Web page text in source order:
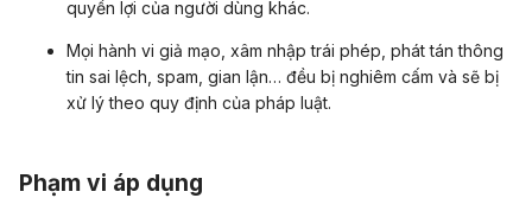
quyền lợi của người dùng khác.
Mọi hành vi giả mạo, xâm nhập trái phép, phát tán thông
tin sai lệch, spam, gian lận… đều bị nghiêm cấm và sẽ bị
xử lý theo quy định của pháp luật.
Phạm vi áp dụng